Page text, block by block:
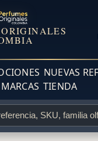
NUEVAS
MARCAS TIENDA